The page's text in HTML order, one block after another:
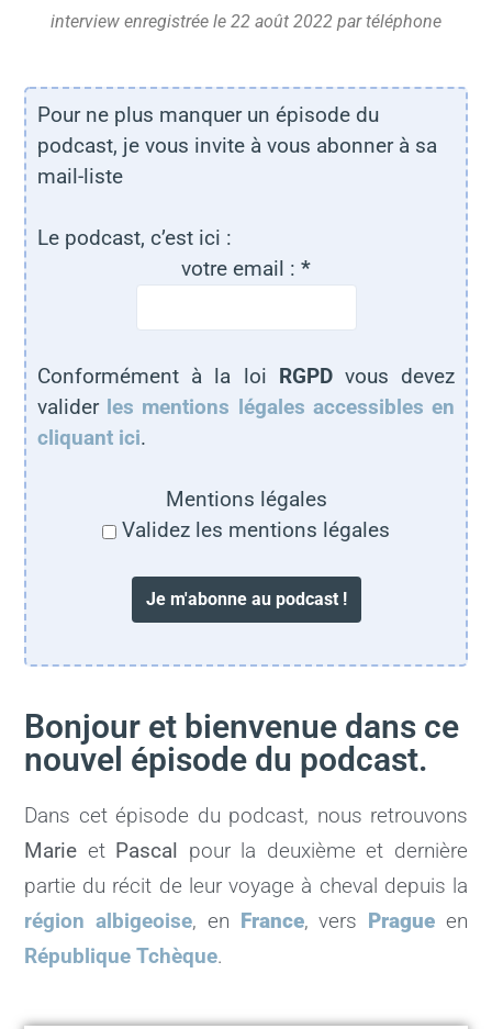
interview enregistrée le 22 août 2022 par téléphone
Pour ne plus manquer un épisode du
podcast, je vous invite à vous abonner à sa
mail-liste
Le podcast, c’est ici :
votre email : *
Conformément à la loi RGPDvous devez
valider les mentions légales accessibles en
cliquant ici.
Mentions légales
Validez les mentions légales
Bonjour et bienvenue dans ce
nouvel épisode du podcast.
Dans cet épisode du podcast, nous retrouvons
Marie et Pascal
pour la deuxième et dernière
partie du récit de leur voyage à cheval depuis la
région albigeoise, en France, vers Prague en
République Tchèque.